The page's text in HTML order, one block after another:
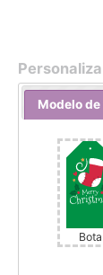
Modelo
Bota